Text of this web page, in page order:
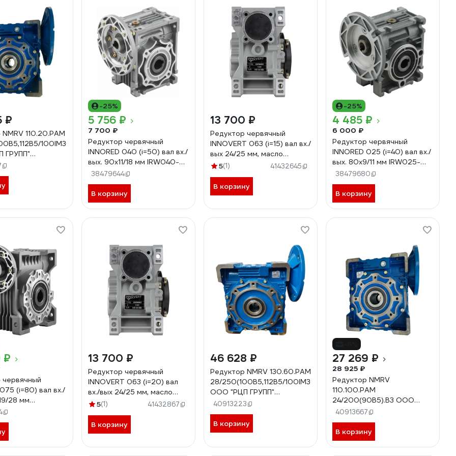
₽
110.20.PAM
100IM3081).B3
ГРУПП"
-25%
5 756 ₽
7 700 ₽
Редуктор червячный
INNORED 040 (i=50) вал вх./
вых. 90х11/18 мм IRW040-
50-63B14
38479644
В корзину
13 700 ₽
Редуктор червячный
INNOVERT 063 (i=15) вал вх./
вых 24/25 мм, масло
синтетическое (-25..+40 С)
5(1) 41432645
В корзину
-25%
4 485 ₽
6 000 ₽
Редуктор червячный
INNORED 025 (i=40) вал вх./
вых. 80х9/11 мм IRW025-
40-56B14
38479680
В корзину
₽
червячный
075 (i=80) вал вх./
28 мм
80-80B14
13 700 ₽
Редуктор червячный
INNOVERT 063 (i=20) вал
вх./вых 24/25 мм, масло
синтетическое (-25..+40 С)
5(1) 41432867
В корзину
46 628 ₽
Редуктор NMRV 130.60.PAM
28/250(100B5,112B5/100IM3081).B3
ООО "РЦП ГРУПП"
ПГ-00002890
40913223
В корзину
27 269 ₽
28 925 ₽
Редуктор NMRV
110.100.PAM
24/200(90B5).B3 ООО
"РЦП ГРУПП" ПГ-00000101
40913667
В корзину